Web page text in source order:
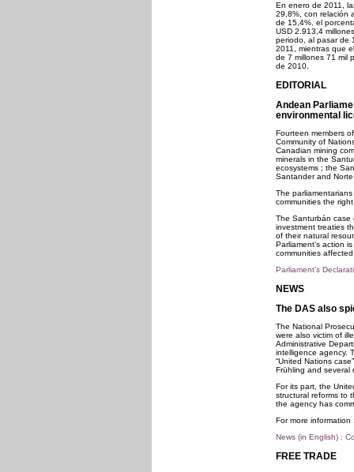
En enero de 2011,
29,8%, con relación
de 15,4%. el
USD 2.913,4
periodo, al pasar de
2011, mientras que
de 7 millones 71 mil
de 2010.
EDITORIAL
Andean
environmental
Fourteen members
Community of
Canadian mining
minerals in the
ecosystems ; the
Santander and
The
communities the
The Santurbán case
investment treaties
of their natural
Parliament’s action
communities
Parliament’s
NEWS
The DAS also
The National
were also victim of
Administrative
intelligence agency.
“United Nations
Frühling and several
For its part, the
structural reforms to
the agency has
For more information
News (in English) :
FREE TRADE